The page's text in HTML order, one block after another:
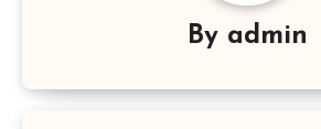
By admin